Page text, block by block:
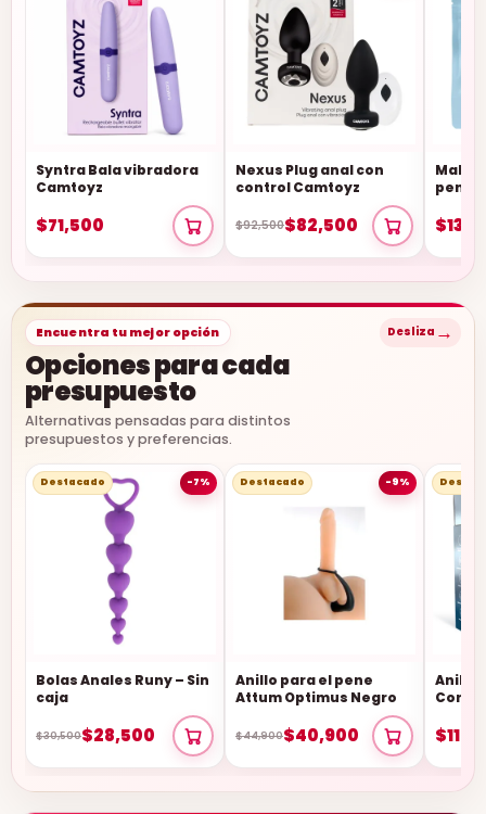
Syntra Bala vibradora
Camtoyz
$71,500
Nexus Plug anal con
control Camtoyz
$92,500$82,500
Mahal
pene
Encuentra tu mejor opción
Opciones para cada
presupuesto
Alternativas pensadas para distintos
presupuestos y preferencias.
Desliza →
Destacado -7%
Bolas Anales Runy – Sin
caja
$30,500$28,500
Destacado -9%
Anillo para el pene
Attum Optimus Negro
$44,900$40,900
Anillo
Con